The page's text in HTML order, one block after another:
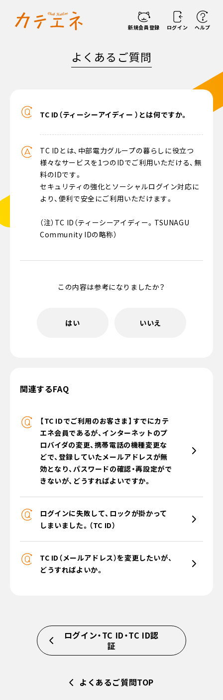
新規会員登録 ログイン ヘルプ
よくあるご質問
TC ID（ティーシーアイディー ）とは何ですか。
TC IDとは、中部電力グループの暮らしに役立つ
様々なサービスを1つのIDでご利用いただける、無
料のIDです。
セキュリティの強化とソーシャルログイン対応に
より、便利で安全にご利用いただけます。
（注）TC ID（ティーシーアイディー。TSUNAGU
Community IDの略称）
この内容は参考になりましたか？
はい いいえ
関連するFAQ
【TC IDでご利用のお客さま】すでにカテ
エネ会員であるが、インターネットのプ
ロバイダの変更、携帯電話の機種変更な
どで、登録していたメールアドレスが無
効となり、パスワードの確認・再設定がで
きないが、どうすればよいですか。
ログインに失敗して、ロックが掛かって
しまいました。（TC ID）
TC ID（メールアドレス）を変更したいが、
どうすればよいか。
ログイン・TC ID・TC ID認
証
よくあるご質問TOP